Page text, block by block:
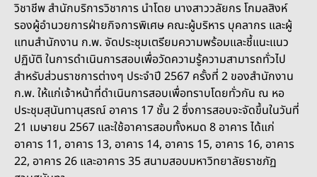
วิชาชีพ สำนักบริการวิชาการ นำโดย นางสาววลัยกร โกมลสิงห์
รองผู้อำนวยการฝ่ายกิจการพิเศษ คณะผู้บริหาร บุคลากร และผู้
แทนสำนักงาน ก.พ. จัดประชุมเตรียมความพร้อมและชี้แนะแนว
ปฏิบัติ ในการดำเนินการสอบเพื่อวัดความรู้ความสามารถทั่วไป
สำหรับส่วนราชการต่างๆ ประจำปี 2567 ครั้งที่ 2 ของสำนักงาน
ก.พ. ให้แก่เจ้าหน้าที่ดำเนินการสอบเพื่อทราบโดยทั่วกัน ณ หอ
ประชุมสุนันทานุสรณ์ อาคาร 17 ชั้น 2 ซึ่งการสอบจะจัดขึ้นในวันที่
21 เมษายน 2567 และใช้อาคารสอบทั้งหมด 8 อาคาร ได้แก่
อาคาร 11, อาคาร 13, อาคาร 14, อาคาร 15, อาคาร 16, อาคาร
22, อาคาร 26 และอาคาร 35 สนามสอบมหาวิทยาลัยราชภัฏ